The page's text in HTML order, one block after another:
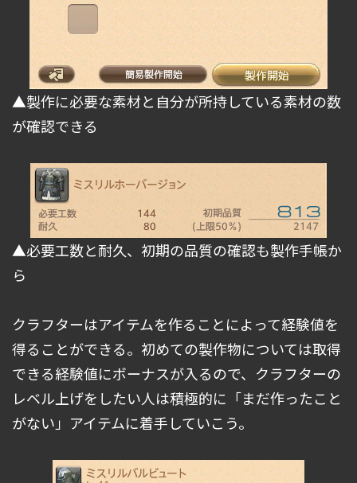
▲製作に必要な素材と自分が所持している素材の数
が確認できる
▲必要工数と耐久、初期の品質の確認も製作手帳か
ら
クラフターはアイテムを作ることによって経験値を
得ることができる。初めての製作物については取得
できる経験値にボーナスが入るので、クラフターの
レベル上げをしたい人は積極的に「まだ作ったこと
がない」アイテムに着手していこう。